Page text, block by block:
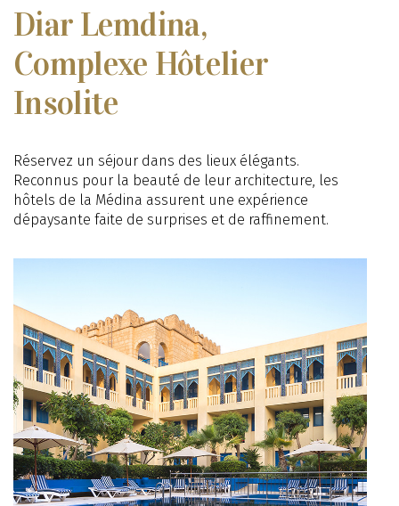
Diar Lemdina,
Complexe Hôtelier
Insolite
Réservez un séjour dans des lieux élégants.
Reconnus pour la beauté de leur architecture, les
hôtels de la Médina assurent une expérience
dépaysante faite de surprises et de raffinement.